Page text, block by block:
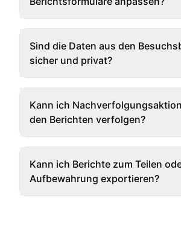
Sind die Daten aus den
sicher und privat?
Kann ich
den Berichten verfolgen?
Kann ich Berichte zum Teilen
Aufbewahrung exportieren?